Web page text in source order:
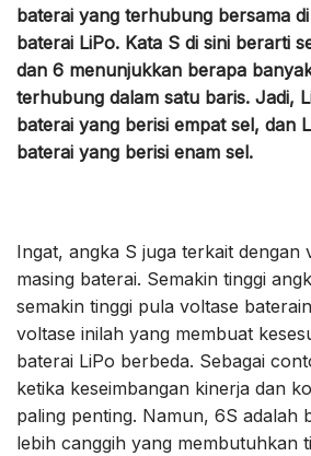
baterai yang terhubung bersama
baterai LiPo. Kata S di sini berarti
dan 6 menunjukkan berapa
terhubung dalam satu baris. Jadi,
baterai yang berisi empat sel, dan
baterai yang berisi enam sel.
Ingat, angka S juga terkait dengan
masing baterai. Semakin tinggi
semakin tinggi pula voltase
voltase inilah yang membuat
baterai LiPo berbeda. Sebagai
ketika keseimbangan kinerja dan
paling penting. Namun, 6S adalah
lebih canggih yang membutuhkan